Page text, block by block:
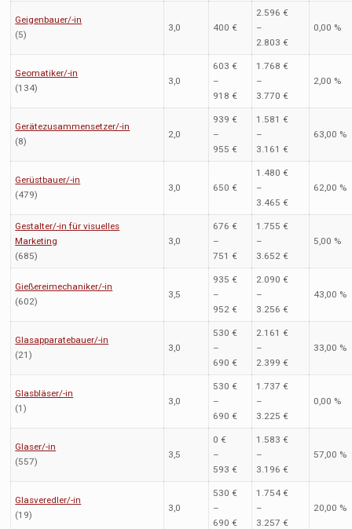
Geigenbauer/-in
(5)
3,0 400 €
2.596 €
–
2.803 €
0,00 %
Geomatiker/-in
(134)
3,0
603 €
–
918 €
1.768 €
–
3.770 €
2,00 %
Gerätezusammensetzer/-in
(8)
2,0
939 €
–
955 €
1.581 €
–
3.161 €
63,00 %
Gerüstbauer/-in
(479)
3,0 650 €
1.480 €
–
3.465 €
62,00 %
Gestalter/-in für visuelles
Marketing
(685)
3,0
676 €
–
751 €
1.755 €
–
3.652 €
5,00 %
Gießereimechaniker/-in
(602)
3,5
935 €
–
952 €
2.090 €
–
3.256 €
43,00 %
Glasapparatebauer/-in
(21)
3,0
530 €
–
690 €
2.161 €
–
2.399 €
33,00 %
Glasbläser/-in
(1)
3,0
530 €
–
690 €
1.737 €
–
3.225 €
0,00 %
Glaser/-in
(557)
3,5
0 €
–
593 €
1.583 €
–
3.196 €
57,00 %
Glasveredler/-in
(19)
3,0
530 €
–
690 €
1.754 €
–
3.257 €
20,00 %